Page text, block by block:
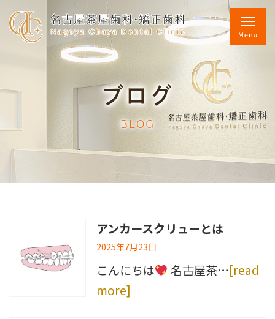
ブログ
BLOG
アンカースクリューとは
2025年7月23日
こんにちは 名古屋茶…[read
more]